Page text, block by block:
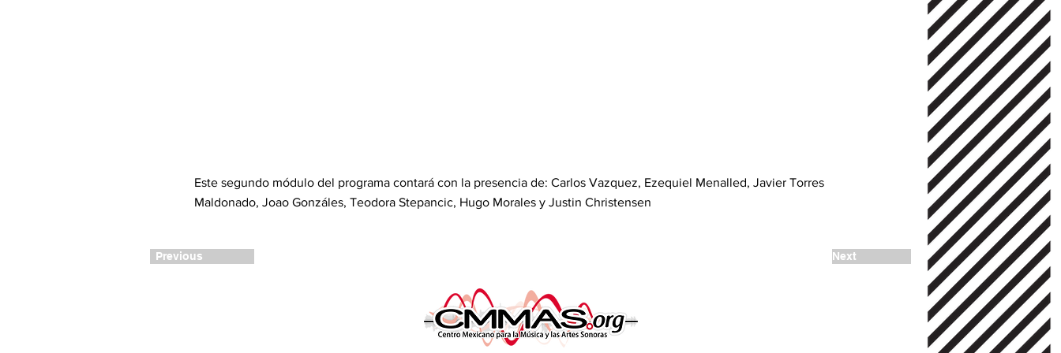
Este segundo módulo del programa contará con la presencia de: Carlos Vazquez, Ezequiel Menalled, Javier Torres
Maldonado, Joao Gonzáles, Teodora Stepancic, Hugo Morales y Justin Christensen
Previous Next